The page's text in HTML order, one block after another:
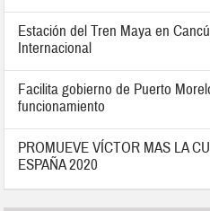
Estación del Tren Maya en
Internacional
Facilita gobierno de Puerto
funcionamiento
PROMUEVE VÍCTOR MAS LA
ESPAÑA 2020